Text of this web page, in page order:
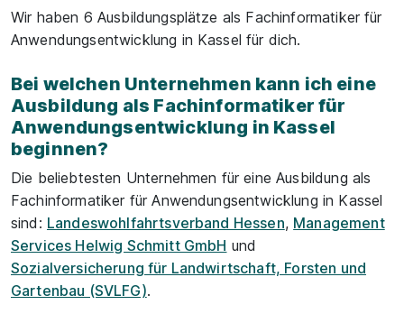
Wir haben 6 Ausbildungsplätze als Fachinformatiker für
Anwendungsentwicklung in Kassel für dich.
Bei welchen Unternehmen kann ich eine
Ausbildung als Fachinformatiker für
Anwendungsentwicklung in Kassel
beginnen?
Die beliebtesten Unternehmen für eine Ausbildung als
Fachinformatiker für Anwendungsentwicklung in Kassel
sind: Landeswohlfahrtsverband Hessen, Management
Services Helwig Schmitt GmbH und
Sozialversicherung für Landwirtschaft, Forsten und
Gartenbau (SVLFG).